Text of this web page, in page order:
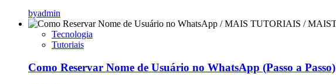
byadmin
Tecnologia
Tutoriais
Como Reservar Nome de Usuário no WhatsApp (Passo a Passo)